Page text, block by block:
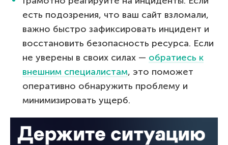
есть подозрения, что ваш сайт взломали,
важно быстро зафиксировать инцидент и
восстановить безопасность ресурса. Если
не уверены в своих силах — обратиесь к
внешним специалистам, это поможет
оперативно обнаружить проблему и
минимизировать ущерб.